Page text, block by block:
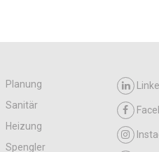
Planung
Sanitär
Heizung
Spengler